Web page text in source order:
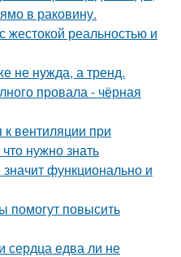
в раковину.
жестокой реальностью и
не нужда, а тренд.
провала - чёрная
вентиляции при
нужно знать
функционально и
помогут повысить
сердца едва ли не